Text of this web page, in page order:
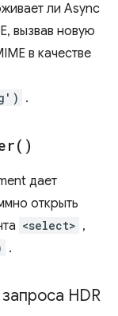
ли Async
вызвав новую
в качестве
.
)
дает
открыть
<select> ,
.
HDR